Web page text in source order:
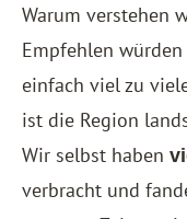
Warum verstehen
Empfehlen
einfach viel zu
ist die Region
Wir selbst haben
verbracht und